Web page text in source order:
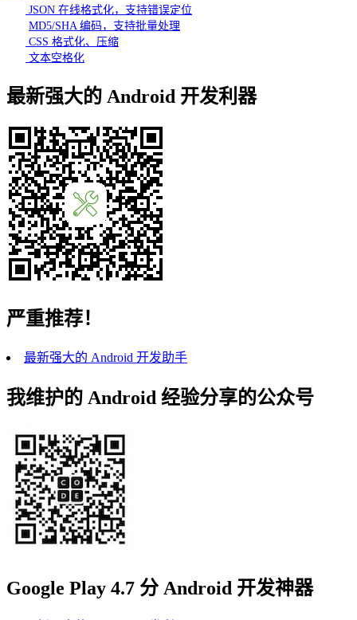
JSON 在线格式化，支持错误定位
MD5/SHA 编码，支持批量处理
CSS 格式化、压缩
文本空格化
最新强大的 Android 开发利器
严重推荐！
最新强大的 Android 开发助手
我维护的 Android 经验分享的公众号
Google Play 4.7 分 Android 开发神器